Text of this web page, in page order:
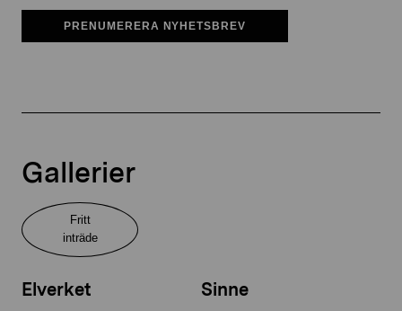
PRENUMERERA NYHETSBREV
Gallerier
Fritt
inträde
Elverket Sinne